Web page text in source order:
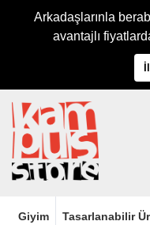
Arkadaşlarınla
avantajlı
Giyim Tasarlanabilir